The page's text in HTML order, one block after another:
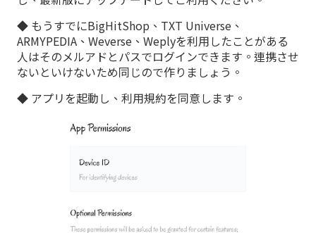
◆ もうすでにBigHitShop、TXT Universe、
ARMYPEDIA、Weverse、Weplyを利用したことがある
人はそのメルアドとパスでログインできます。連携させ
ないといけないため同じので作りましょう。
◆ アプリを起動し、利用規約を同意します。